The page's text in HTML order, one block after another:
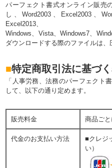
パーフェクト書式オンライン販売
し、Word2003、Excel2003、
Excel2013、
Windows、Vista、Windows7、
ダウンロードする際のファイルは、
■特定商取引法に基づ
「人事労務、法務のパーフェクト
して、以下の通り定めます。
販売料金 商品ご
代金のお支払い方法
■クレジ
い）